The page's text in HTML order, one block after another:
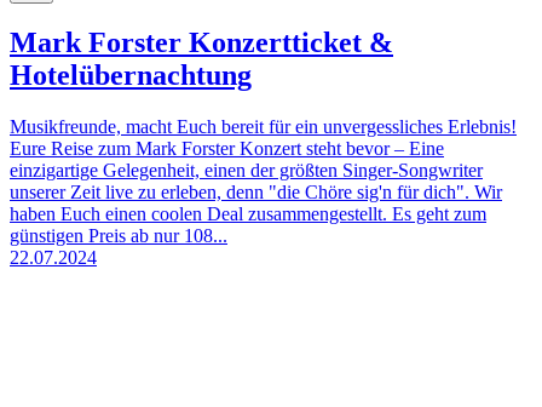
Mark Forster Konzertticket &
Hotelübernachtung
Musikfreunde, macht Euch bereit für ein unvergessliches Erlebnis!
Eure Reise zum Mark Forster Konzert steht bevor – Eine
einzigartige Gelegenheit, einen der größten Singer-Songwriter
unserer Zeit live zu erleben, denn "die Chöre sig'n für dich". Wir
haben Euch einen coolen Deal zusammengestellt. Es geht zum
günstigen Preis ab nur 108...
22.07.2024